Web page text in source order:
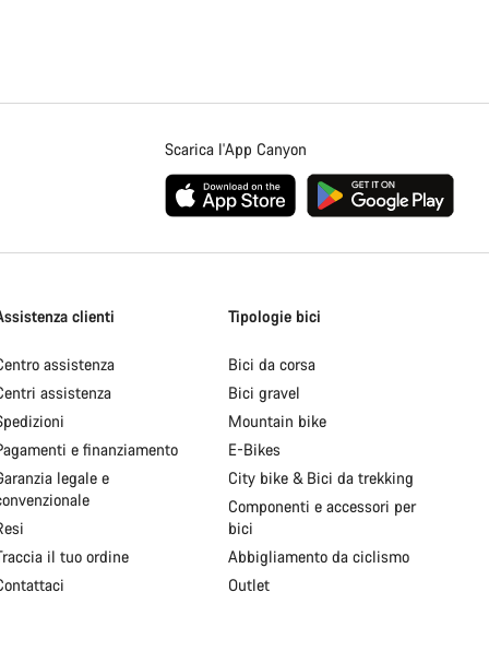
Scarica l'App Canyon
clienti
assistenza
assistenza
e finanziamento
legale e
il tuo ordine
Tipologie bici
Bici da corsa
Bici gravel
Mountain bike
E-Bikes
City bike & Bici da trekking
Componenti e accessori per
bici
Abbigliamento da ciclismo
Outlet